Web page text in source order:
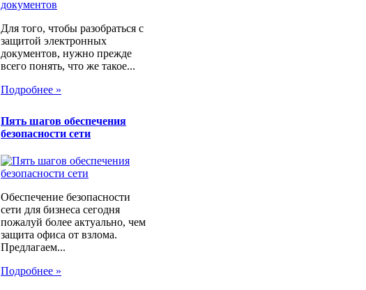
Для того, чтобы разобраться с
защитой электронных
документов, нужно прежде
всего понять, что же такое...
Подробнее »
Пять шагов обеспечения
безопасности сети
Обеспечение безопасности
сети для бизнеса сегодня
пожалуй более актуально, чем
защита офиса от взлома.
Предлагаем...
Подробнее »